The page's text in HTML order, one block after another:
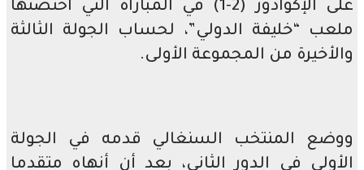
على الإكوادور (2-1) في المباراة التي احتضنها
ملعب “خليفة الدولي”، لحساب الجولة الثالثة
والأخيرة من المجموعة الأولى.
ووضع المنتخب السنغالي قدمه في الجولة
الأولى في الدور الثاني، بعد أن أنهاه متقدما